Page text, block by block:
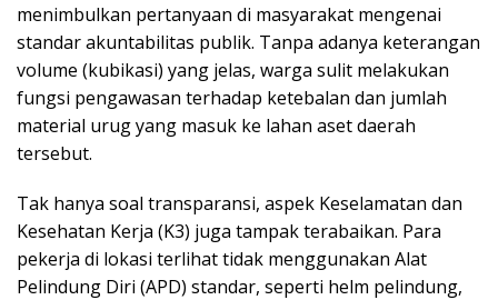
menimbulkan pertanyaan di masyarakat mengenai
standar akuntabilitas publik. Tanpa adanya keterangan
volume (kubikasi) yang jelas, warga sulit melakukan
fungsi pengawasan terhadap ketebalan dan jumlah
material urug yang masuk ke lahan aset daerah
tersebut.
Tak hanya soal transparansi, aspek Keselamatan dan
Kesehatan Kerja (K3) juga tampak terabaikan. Para
pekerja di lokasi terlihat tidak menggunakan Alat
Pelindung Diri (APD) standar, seperti helm pelindung,